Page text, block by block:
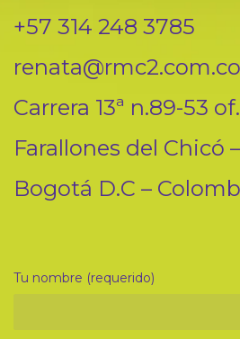
+57 314 248 3785
renata@rmc2.com.co
Carrera 13ª n.89-53
Farallones del Chicó
Bogotá D.C –
Tu nombre (requerido)